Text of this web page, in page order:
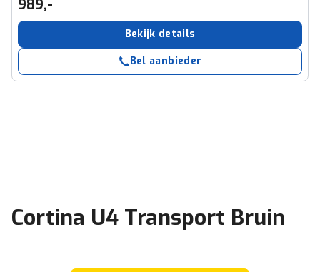
989,-
Bekijk details
Bel aanbieder
Cortina U4 Transport Bruin